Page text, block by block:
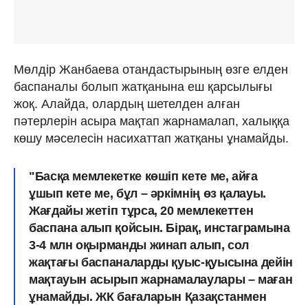
Мөлдір Жанбаева отандастырының өзге елден
баспаналы болып жатқанына еш қарсылығы
жоқ. Алайда, олардың шетелден алған
пәтерлерін асыра мақтап жарнамалап, халыққа
көшу мәселесін насихаттап жатқаны ұнамайды.
"Басқа мемлекетке көшіп кете ме, айға
ұшып кете ме, бұл – әркімнің өз қалауы.
Жағдайы жетіп тұрса, 20 мемлекеттен
баспана алып қойсын. Бірақ, инстаграмына
3-4 млн оқырманды жинап алып, сол​
жақтағы баспаналарды қуыс-қуысына дейін
мақтауын асырып жарнамалаулары – маған
ұнамайды. ЖК бағаларын Қазақстанмен